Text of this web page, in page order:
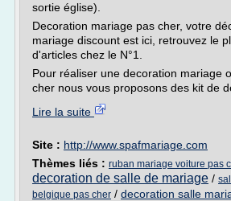
sortie église).
Decoration mariage pas cher, votre
mariage discount est ici, retrouvez le
d'articles chez le N°1.
Pour réaliser une decoration mariage
cher nous vous proposons des kit de
Lire la suite
Site : http://www.spafmariage.com
Thèmes liés : ruban mariage voiture pas
decoration de salle de mariage /
belgique pas cher / decoration salle